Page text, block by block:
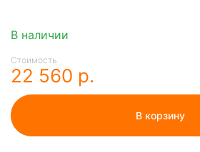
В наличии
Стоимость
22 560 р.
В корзину